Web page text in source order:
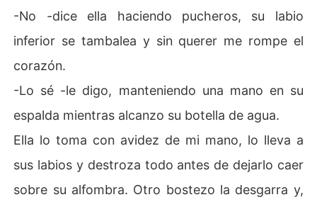
-No -dice ella haciendo pucheros, su labio
inferior se tambalea y sin querer me rompe el
corazón.
-Lo sé -le digo, manteniendo una mano en su
espalda mientras alcanzo su botella de agua.
Ella lo toma con avidez de mi mano, lo lleva a
sus labios y destroza todo antes de dejarlo caer
sobre su alfombra. Otro bostezo la desgarra y,